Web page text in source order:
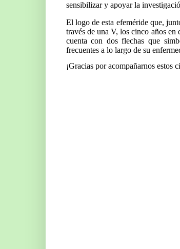
sensibilizar y apoyar la
El logo de esta efeméride que,
través de una V, los cinco años
cuenta con dos flechas que
frecuentes a lo largo de su
¡Gracias por acompañarnos estos